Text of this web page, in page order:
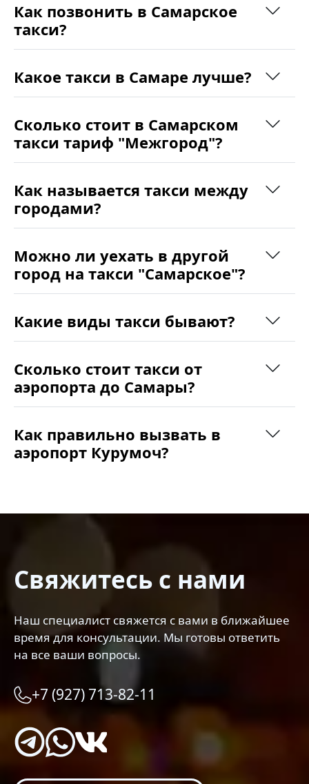
Как позвонить в Самарское
такси?
Какое такси в Самаре лучше?
Сколько стоит в Самарском
такси тариф "Межгород"?
Как называется такси между
городами?
Можно ли уехать в другой
город на такси "Самарское"?
Какие виды такси бывают?
Сколько стоит такси от
аэропорта до Самары?
Как правильно вызвать в
аэропорт Курумоч?
Свяжитесь с нами
Наш специалист свяжется с вами в ближайшее
время для консультации. Мы готовы ответить
на все ваши вопросы.
+7 (927) 713-82-11